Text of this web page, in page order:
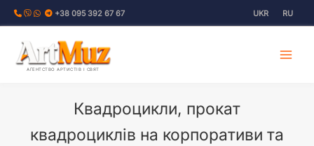
Перейти
+38 095 392 67 67 UKR RU
АГЕНТСТВО АРТИСТІВ І СВЯТ
Квадроцикли, прокат
квадроциклів на корпоративи та